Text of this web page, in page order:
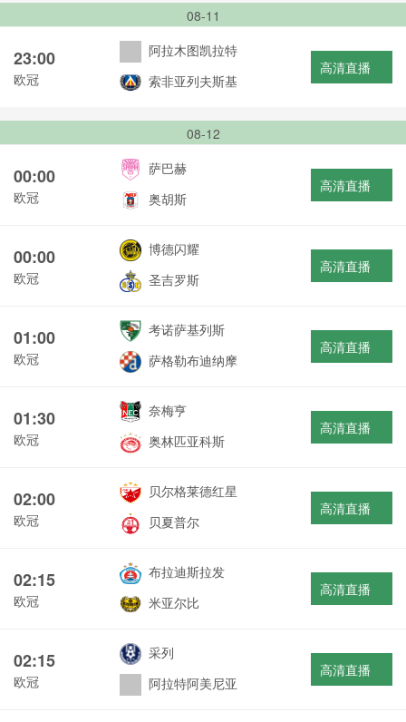
08-11
23:00
欧冠
阿拉木图凯拉特
索非亚列夫斯基
高清直播
08-12
00:00
欧冠
萨巴赫
奥胡斯
高清直播
00:00
欧冠
博德闪耀
圣吉罗斯
高清直播
01:00
欧冠
考诺萨基列斯
萨格勒布迪纳摩
高清直播
01:30
欧冠
奈梅亨
奥林匹亚科斯
高清直播
02:00
欧冠
贝尔格莱德红星
贝夏普尔
高清直播
02:15
欧冠
布拉迪斯拉发
米亚尔比
高清直播
02:15
欧冠
采列
阿拉特阿美尼亚
高清直播